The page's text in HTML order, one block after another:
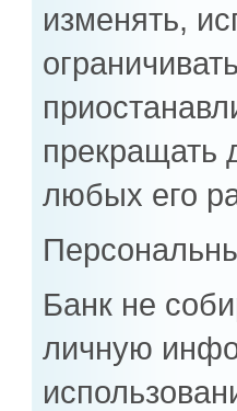
изменять,
прекращать
любых его
Банк не
личную